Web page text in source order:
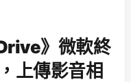
》微軟終
上傳影音相